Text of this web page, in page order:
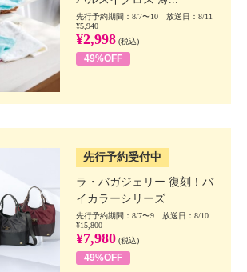
先行予約期間：8/7〜10 放送日：8/11
¥5,940
¥2,998 (税込)
49%OFF
先行予約受付中
ラ・バガジェリー 復刻！バ
イカラーシリーズ ...
先行予約期間：8/7〜9 放送日：8/10
¥15,800
¥7,980 (税込)
49%OFF